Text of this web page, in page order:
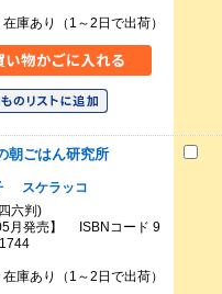
庫あり（1～2日で出荷）
朝ごはん研究所
スケラッコ
六判)
月発売】 ISBNコード 9
庫あり（1～2日で出荷）